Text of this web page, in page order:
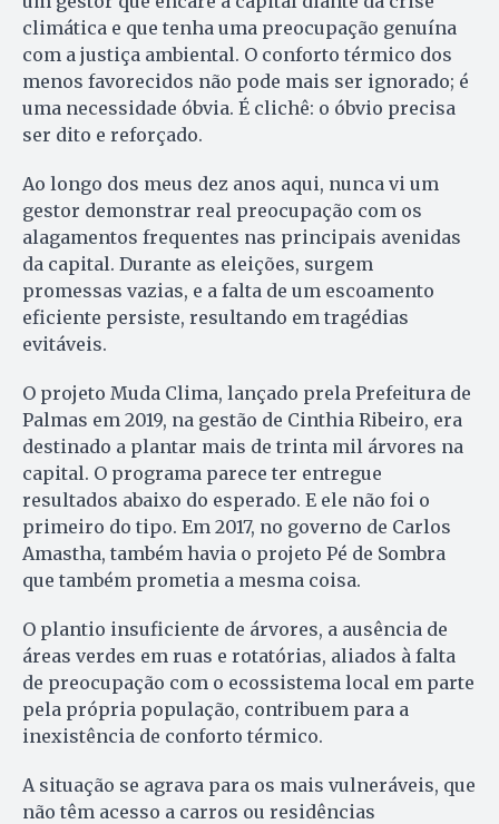
climática e que tenha uma preocupação genuína
com a justiça ambiental. O conforto térmico dos
menos favorecidos não pode mais ser ignorado; é
uma necessidade óbvia. É clichê: o óbvio precisa
ser dito e reforçado.
Ao longo dos meus dez anos aqui, nunca vi um
gestor demonstrar real preocupação com os
alagamentos frequentes nas principais avenidas
da capital. Durante as eleições, surgem
promessas vazias, e a falta de um escoamento
eficiente persiste, resultando em tragédias
evitáveis.
O projeto Muda Clima, lançado prela Prefeitura de
Palmas em 2019, na gestão de Cinthia Ribeiro, era
destinado a plantar mais de trinta mil árvores na
capital. O programa parece ter entregue
resultados abaixo do esperado. E ele não foi o
primeiro do tipo. Em 2017, no governo de Carlos
Amastha, também havia o projeto Pé de Sombra
que também prometia a mesma coisa.
O plantio insuficiente de árvores, a ausência de
áreas verdes em ruas e rotatórias, aliados à falta
de preocupação com o ecossistema local em parte
pela própria população, contribuem para a
inexistência de conforto térmico.
A situação se agrava para os mais vulneráveis, que
não têm acesso a carros ou residências